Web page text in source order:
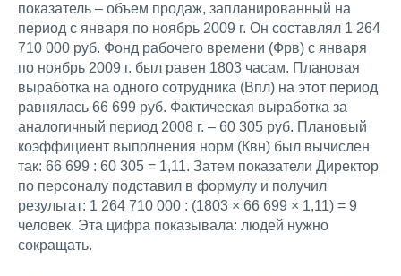
показатель – объем продаж, запланированный на
период с января по ноябрь 2009 г. Он составлял 1 264
710 000 руб. Фонд рабочего времени (Фрв) с января
по ноябрь 2009 г. был равен 1803 часам. Плановая
выработка на одного сотрудника (Впл) на этот период
равнялась 66 699 руб. Фактическая выработка за
аналогичный период 2008 г. – 60 305 руб. Плановый
коэффициент выполнения норм (Квн) был вычислен
так: 66 699 : 60 305 = 1,11. Затем показатели Директор
по персоналу подставил в формулу и получил
результат: 1 264 710 000 : (1803 × 66 699 × 1,11) = 9
человек. Эта цифра показывала: людей нужно
сокращать.